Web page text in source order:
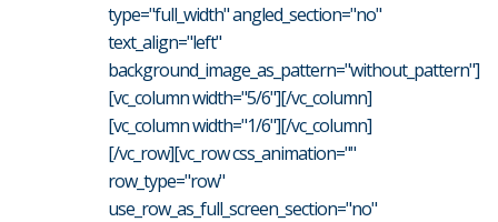
type="full_width" angled_section="no"
text_align="left"
background_image_as_pattern="without_pattern"]
[vc_column width="5/6"][/vc_column]
[vc_column width="1/6"][/vc_column]
[/vc_row][vc_row css_animation=""
row_type="row"
use_row_as_full_screen_section="no"